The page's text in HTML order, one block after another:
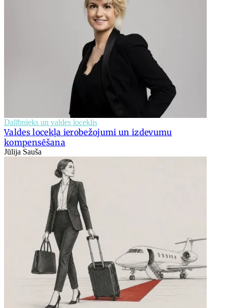
Dalībnieks un valdes loceklis
Valdes locekļa ierobežojumi un izdevumu
kompensēšana
Jūlija Sauša